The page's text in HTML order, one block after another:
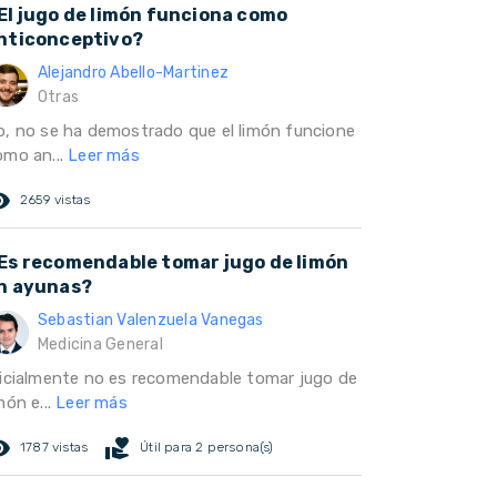
jugo de limón funciona como
Alejandro Abello-Martinez
Otras
no se ha demostrado que el limón funcione
an... Leer más
2659 vistas
recomendable tomar jugo de limón
ayunas?
Sebastian Valenzuela Vanegas
Medicina General
no es recomendable tomar jugo de
e... Leer más
1787 vistas volunteer_activism Útil para 2 persona(s)